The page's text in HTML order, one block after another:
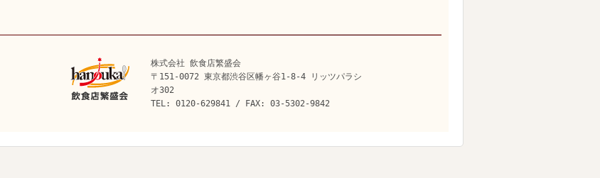
株式会社 飲食店繁盛会
〒151-0072 東京都渋谷区幡ヶ谷1-8-4 リッツパラシ
オ302
TEL: 0120-629841 / FAX: 03-5302-9842